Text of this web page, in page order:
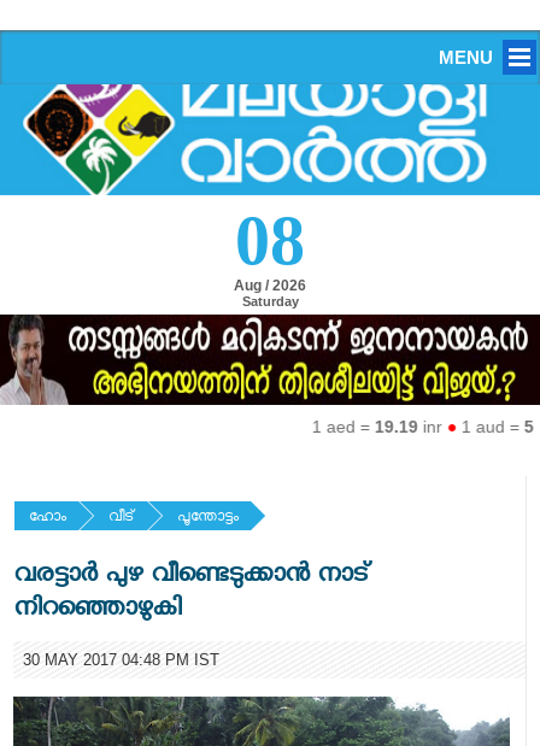
MENU
08
Aug / 2026
Saturday
1 aed =19.19inr ●1 aud =
ഹോം വീട് പൂന്തോട്ടം
വരട്ടാര്‍ പുഴ വീണ്ടെടുക്കാന്‍ നാട്
നിറഞ്ഞൊഴുകി
30 MAY 2017 04:48 PM IST